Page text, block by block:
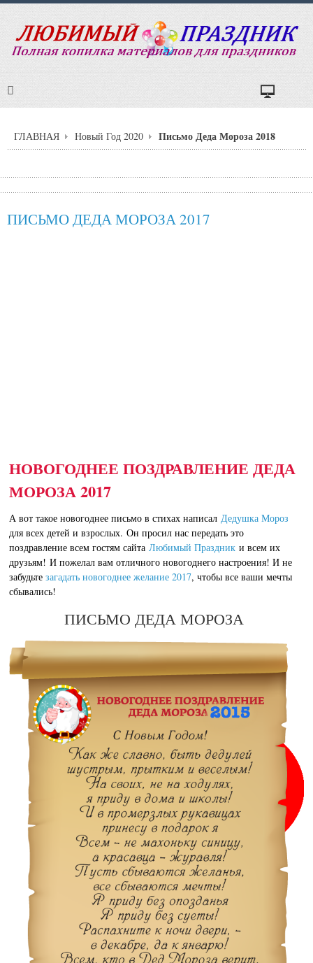
ГЛАВНАЯ Новый Год 2020 Письмо Деда Мороза 2018
ПИСЬМО ДЕДА МОРОЗА 2017
НОВОГОДНЕЕ ПОЗДРАВЛЕНИЕ ДЕДА
МОРОЗА 2017
А вот такое новогоднее письмо в стихах написал Дедушка Мороз
для всех детей и взрослых. Он просил нас передать это
поздравление всем гостям сайта Любимый Праздник и всем их
друзьям! И пожелал вам отличного новогоднего настроения! И не
забудьте загадать новогоднее желание 2017, чтобы все ваши мечты
сбывались!
ПИСЬМО ДЕДА МОРОЗА